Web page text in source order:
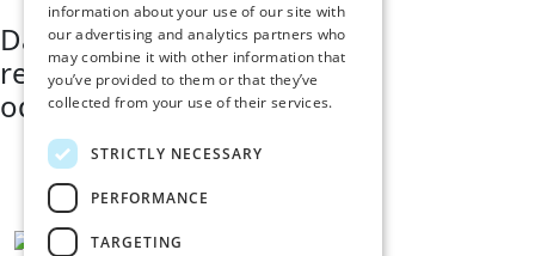
David Klazar
referent obchodního
oddělení v divadle
information about your use of our site with
our advertising and analytics partners who
may combine it with other information that
you’ve provided to them or that they’ve
collected from your use of their services.
STRICTLY NECESSARY
PERFORMANCE
TARGETING